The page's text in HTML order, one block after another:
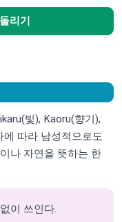
리기
빛), Kaoru(향기),
따라 남성적으로도
나 자연을 뜻하는 한
이 쓰인다.